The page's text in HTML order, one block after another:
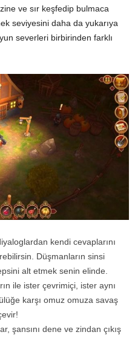
ve sır keşfedip bulmaca
seviyesini daha da yukarıya
severleri birbirinden farklı
kendi cevaplarını
Düşmanların sinsi
alt etmek senin elinde.
ile ister çevrimiçi, ister aynı
karşı omuz omuza savaş
şansını dene ve zindan çıkış